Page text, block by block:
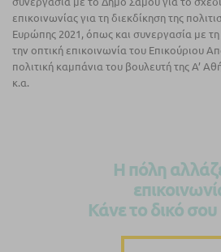
επικοινωνίας για τη διεκδίκηση της
Ευρώπης 2021, όπως και συνεργασία µε
την οπτική επικοινωνία του Επικούριου
πολιτική καμπάνια του βουλευτή της Α’
κ.α.
Η πόλη
Κάνε το δικό σου